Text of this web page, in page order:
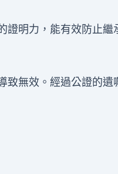
證明力，能有效防止繼
無效。經過公證的遺